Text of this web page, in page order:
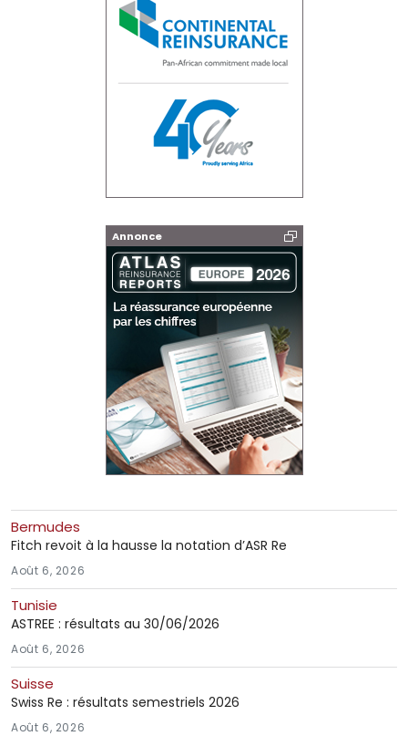
Annonce
Bermudes
Fitch revoit à la hausse la notation d’ASR Re
Août 6, 2026
Tunisie
ASTREE : résultats au 30/06/2026
Août 6, 2026
Suisse
Swiss Re : résultats semestriels 2026
Août 6, 2026